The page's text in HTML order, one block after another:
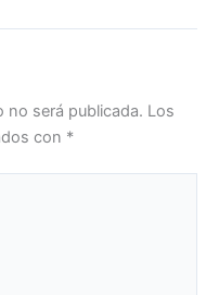
no será publicada. Los
con *